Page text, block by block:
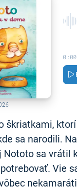
0:00
škriatkami,
sa narodili.
Nototo sa vrátil
Vie